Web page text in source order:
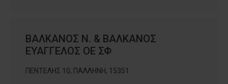
ΒΑΛΚΑΝΟΣ Ν. & ΒΑΛΚΑΝΟΣ
ΕΥΑΓΓΕΛΟΣ ΟΕ ΣΦ
ΠΕΝΤΕΛΗΣ 10, ΠΑΛΛΗΝΗ, 15351